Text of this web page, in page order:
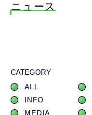
ニュース
CATEGORY
ALL
INFO
MEDIA